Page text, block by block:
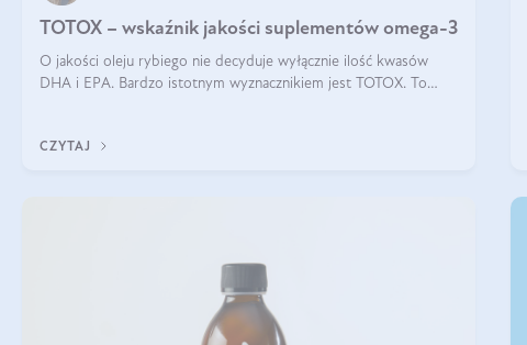
TOTOX – wskaźnik jakości suplementów omega-3
O jakości oleju rybiego nie decyduje wyłącznie ilość kwasów
DHA i EPA. Bardzo istotnym wyznacznikiem jest TOTOX. To
CZYTAJ